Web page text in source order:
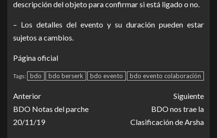
descripción del objeto para confirmar si está ligado o no.
– Los detalles del evento y su duración pueden estar
sujetos a cambios.
Página oficial
Tags: bdo bdo berserk bdo evento bdo evento colaboración
Anterior
BDO Notas del parche
20/11/19
Siguiente
BDO nos trae la
Clasificación de Arsha